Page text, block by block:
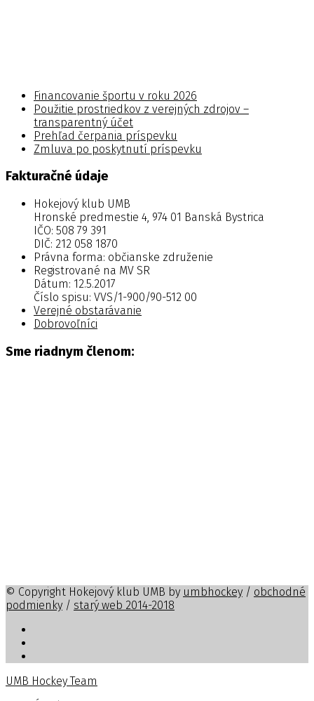
Financovanie športu v roku 2026
Použitie prostriedkov z verejných zdrojov –
transparentný účet
Prehľad čerpania príspevku
Zmluva po poskytnutí príspevku
Fakturačné údaje
Hokejový klub UMB
Hronské predmestie 4, 974 01 Banská Bystrica
IČO: 508 79 391
DIČ: 212 058 1870
Právna forma: občianske združenie
Registrované na MV SR
Dátum: 12.5.2017
Číslo spisu: VVS/1-900/90-512 00
Verejné obstarávanie
Dobrovoľníci
Sme riadnym členom:
© Copyright Hokejový klub UMB by umbhockey / obchodné
podmienky / starý web 2014-2018
UMB Hockey Team